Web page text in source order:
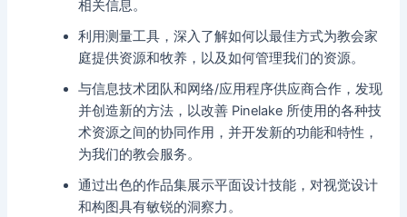
相关信息。
利用测量工具，深入了解如何以最佳方式为教会家
庭提供资源和牧养，以及如何管理我们的资源。
与信息技术团队和网络/应用程序供应商合作，发现
并创造新的方法，以改善 Pinelake 所使用的各种技
术资源之间的协同作用，并开发新的功能和特性，
为我们的教会服务。
通过出色的作品集展示平面设计技能，对视觉设计
和构图具有敏锐的洞察力。